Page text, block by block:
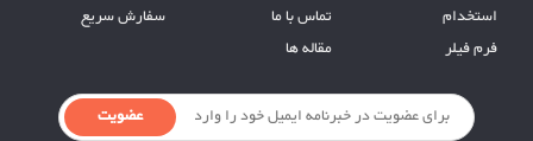
استخدام
تماس با ما
سفارش سریع
فرم فیلر
مقاله ها